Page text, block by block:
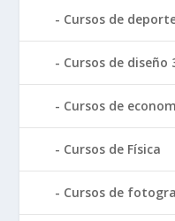
Cursos de
Cursos de diseño
Cursos de
Cursos de Física
Cursos de